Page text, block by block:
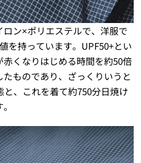
ン×ポリエステルで、洋服で
を持っています。UPF50+とい
くなりはじめる時間を約50倍
ものであり、ざっくりいうと
、これを着て約750分日焼け